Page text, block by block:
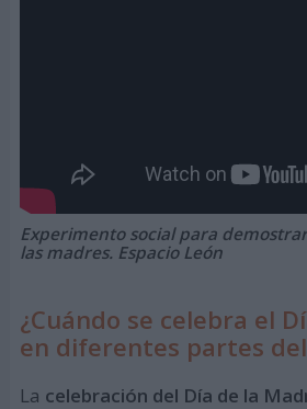
Experimento social para
las madres. Espacio León
¿Cuándo se celebra el
en diferentes partes
La celebración del Día de la